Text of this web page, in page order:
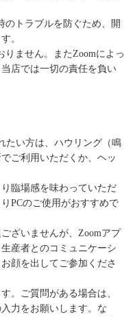
トラブルを防ぐため、開
。
ません。またZoomによっ
店では一切の責任を負い
たい方は、ハウリング（鳴
ご利用いただくか、ヘッ
臨場感を味わっていただ
PCのご使用がおすすめで
ざいませんが、Zoomアプ
産者とのコミュニケーシ
顔を出してご参加くださ
。ご質問がある場合は、
力をお願いします。な